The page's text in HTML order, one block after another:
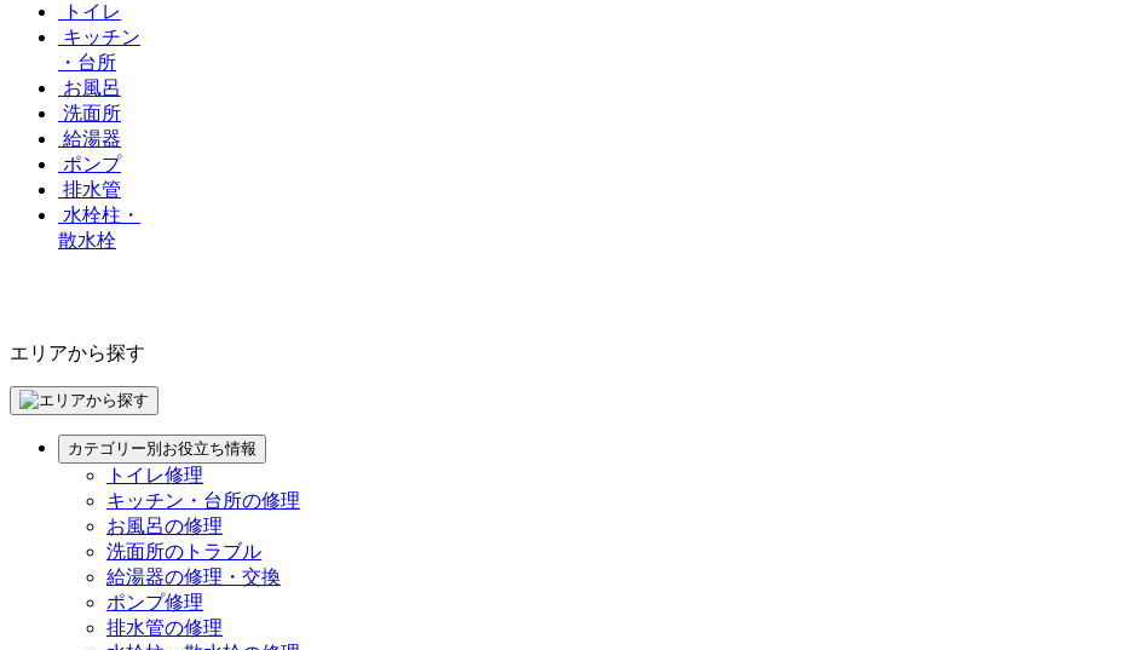
トイレ
キッチン
・台所
お風呂
洗面所
給湯器
ポンプ
排水管
水栓柱・
散水栓
エリアから探す
カテゴリー別お役立ち情報
トイレ修理
キッチン・台所の修理
お風呂の修理
洗面所のトラブル
給湯器の修理・交換
ポンプ修理
排水管の修理